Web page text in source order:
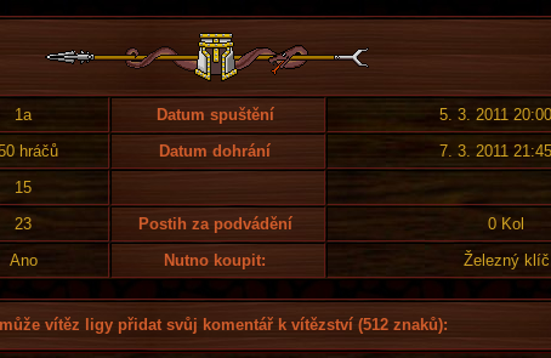
1a Datum spuštění
5. 3. 2011
hráčů Datum dohrání
7. 3. 2011
15
23 Postih za podvádění
0 Kol
Ano Nutno koupit: Železný klíč
vítěz ligy přidat svůj komentář k vítězství (512 znaků):